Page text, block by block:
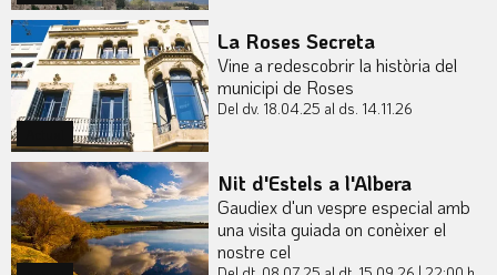
La Roses Secreta
Vine a redescobrir la història del
municipi de Roses
Del dv. 18.04.25 al ds. 14.11.26
Nit d'Estels a l'Albera
Gaudiex d'un vespre especial amb
una visita guiada on conèixer el
nostre cel